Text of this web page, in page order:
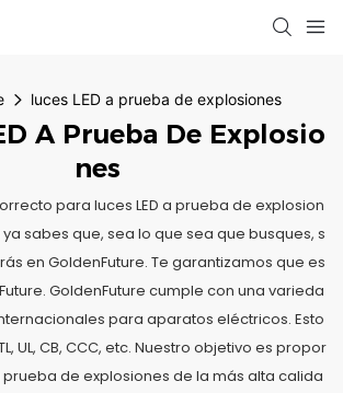
luces LED a prueba de explosiones
A Prueba De Explosio
Nes
para luces LED a prueba de explosion
sabes que, sea lo que sea que busques, s
en GoldenFuture. Te garantizamos que es
GoldenFuture cumple con una varieda
para aparatos eléctricos. Esto
UL, CB, CCC, etc. Nuestro objetivo es propor
prueba de explosiones de la más alta calida